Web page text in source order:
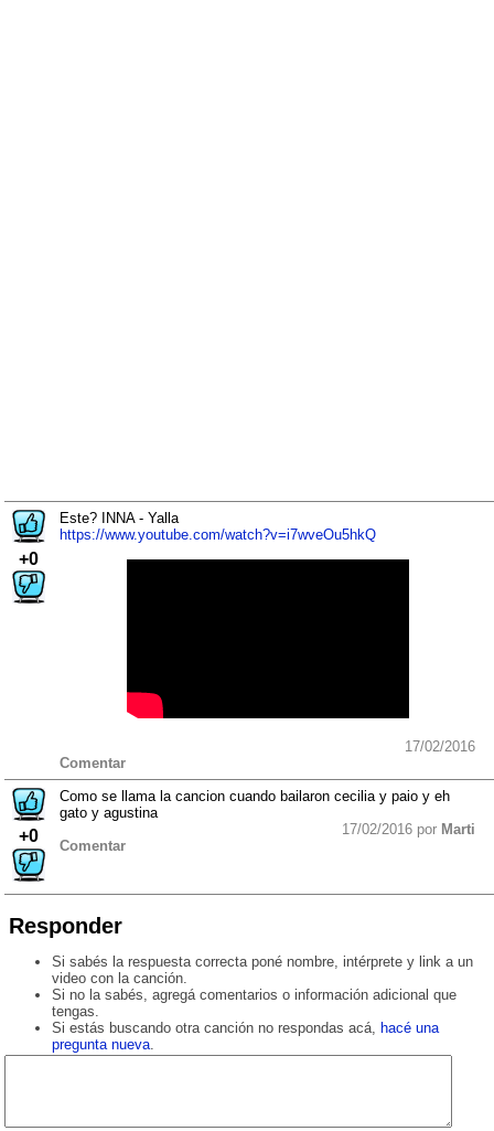
+0
Este? INNA - Yalla
https://www.youtube.com/watch?v=i7wveOu5hkQ
17/02/2016
Comentar
+0
Como se llama la cancion cuando bailaron cecilia y paio y eh
gato y agustina
17/02/2016 por Marti
Comentar
Responder
Si sabés la respuesta correcta poné nombre, intérprete y link a un
video con la canción.
Si no la sabés, agregá comentarios o información adicional que
tengas.
Si estás buscando otra canción no respondas acá,
hacé una
pregunta nueva.